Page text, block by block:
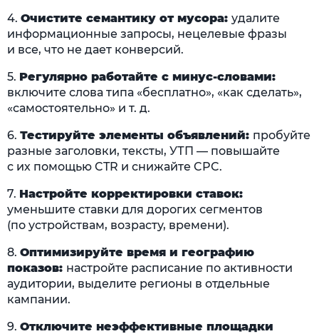
4. Очистите семантику от мусора: удалите
информационные запросы, нецелевые фразы
и все, что не дает конверсий.
5. Регулярно работайте с минус-словами:
включите слова типа «бесплатно», «как сделать»,
«самостоятельно» и т. д.
6. Тестируйте элементы объявлений: пробуйте
разные заголовки, тексты, УТП — повышайте
с их помощью CTR и снижайте CPC.
7. Настройте корректировки ставок:
уменьшите ставки для дорогих сегментов
(по устройствам, возрасту, времени).
8. Оптимизируйте время и географию
показов: настройте расписание по активности
аудитории, выделите регионы в отдельные
кампании.
9. Отключите неэффективные площадки